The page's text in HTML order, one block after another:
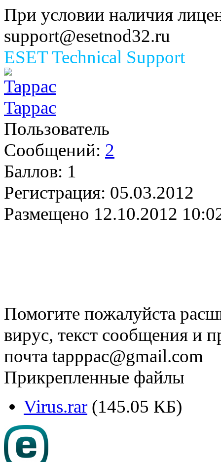
При условии наличия
support@esetnod32.ru
ESET Technical Support
Tappac
Пользователь
Сообщений: 2
Баллов: 1
Регистрация: 05.03.2012
Размещено 12.10.2012
Помогите пожалуйста
вирус, текст сообщения и
почта tapppac@gmail.com
Прикрепленные файлы
Virus.rar (145.05 КБ)